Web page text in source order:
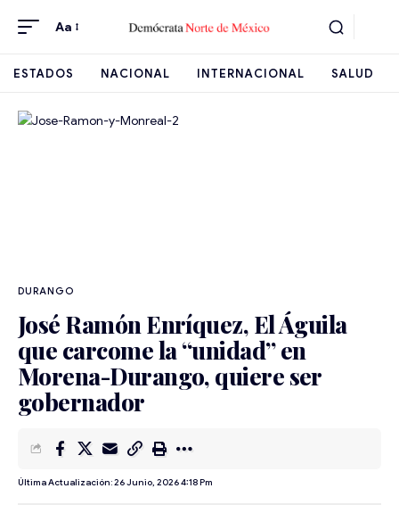
Aa
ESTADOS NACIONAL INTERNACIONAL SALUD
DURANGO
José Ramón Enríquez, El Águila
que carcome la “unidad” en
Morena-Durango, quiere ser
gobernador
Última Actualización: 26 Junio, 2026 4:18 Pm